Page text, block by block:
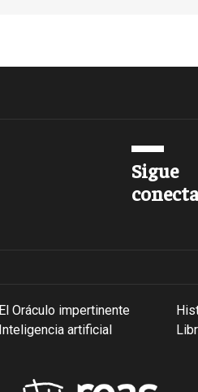
Sigue
El Oráculo impertinente
Inteligencia artificial